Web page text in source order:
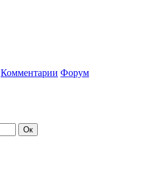
Комментарии Форум